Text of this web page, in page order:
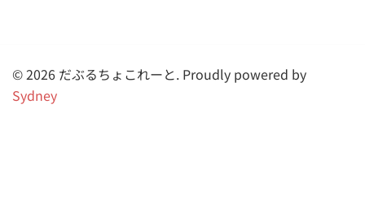
© 2026 だぶるちょこれーと. Proudly powered by
Sydney